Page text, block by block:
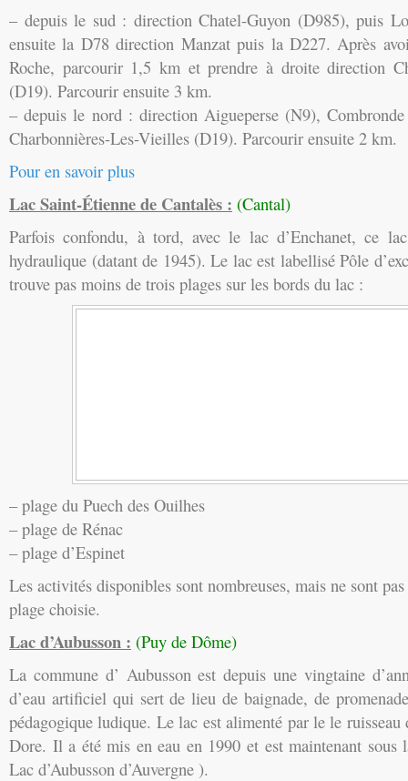
– depuis le sud : direction Chatel-Guyon (D985), puis
ensuite la D78 direction Manzat puis la D227. Après
Roche, parcourir 1,5 km et prendre à droite direction
(D19). Parcourir ensuite 3 km.
– depuis le nord : direction Aigueperse (N9),
Charbonnières-Les-Vieilles (D19). Parcourir ensuite 2 km.
Pour en savoir plus
Lac Saint-Étienne de Cantalès : (Cantal)
Parfois confondu, à tord, avec le lac d’Enchanet, ce
hydraulique (datant de 1945). Le lac est labellisé Pôle
trouve pas moins de trois plages sur les bords du lac :
– plage du Puech des Ouilhes
– plage de Rénac
– plage d’Espinet
Les activités disponibles sont nombreuses, mais ne sont
plage choisie.
Lac d’Aubusson : (Puy de Dôme)
La commune d’ Aubusson est depuis une vingtaine
d’eau artificiel qui sert de lieu de baignade, de
pédagogique ludique. Le lac est alimenté par le le
Dore. Il a été mis en eau en 1990 et est maintenant sous
Lac d’Aubusson d’Auvergne ).